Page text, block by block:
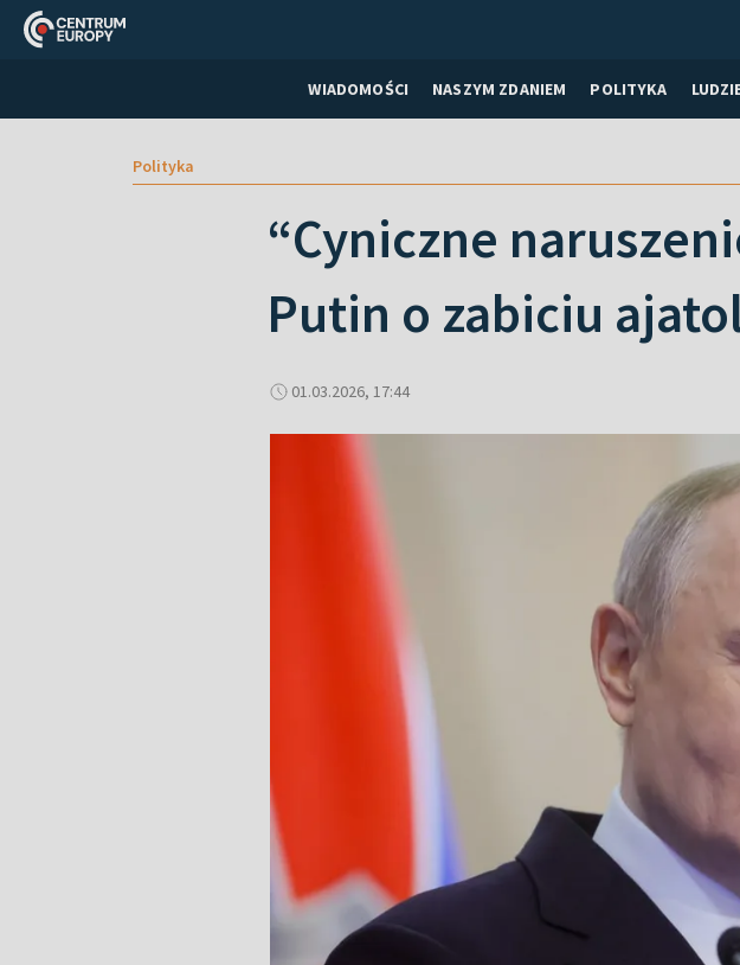
WIADOMOŚCI NASZYM ZDANIEM POLITYKA
Polityka
“Cyniczne
Putin o zabiciu
01.03.2026, 17:44